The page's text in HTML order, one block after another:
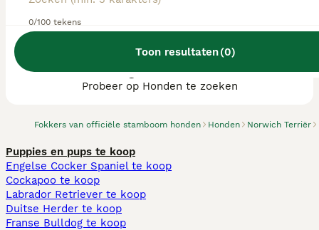
0/100 tekens
Toon resultaten(0)
Fokkers van officiële stamboom honden Honden Norwich Terriër
We hebben 0 Norwich Terriër fokkers, Goirle
gevonden.
Probeer op Honden te zoeken
Puppies en pups te koop
Engelse Cocker Spaniel te koop
Cockapoo te koop
Labrador Retriever te koop
Duitse Herder te koop
Franse Bulldog te koop